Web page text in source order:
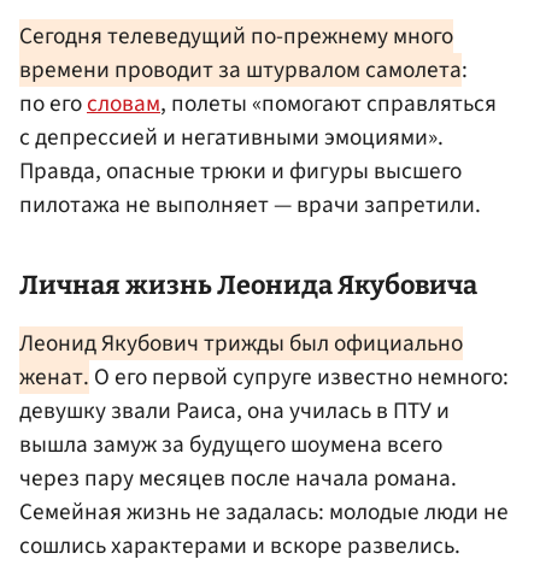
Сегодня телеведущий по-прежнему много
времени проводит за штурвалом самолета:
по егословам, полеты «помогают справляться
с депрессией и негативными эмоциями».
Правда, опасные трюки и фигуры высшего
пилотажа не выполняет — врачи запретили.
Личная жизнь Леонида Якубовича
Леонид Якубович трижды был официально
женат. О его первой супруге известно немного:
девушку звали Раиса, она училась в ПТУ и
вышла замуж за будущего шоумена всего
через пару месяцев после начала романа.
Семейная жизнь не задалась: молодые люди не
сошлись характерами и вскоре развелись.